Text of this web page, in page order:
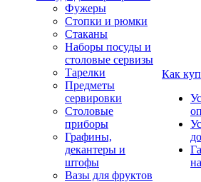
Фужеры
Стопки и рюмки
Стаканы
Наборы посуды и
столовые сервизы
Тарелки
Предметы
сервировки
Столовые
приборы
Графины,
декантеры и
штофы
Вазы для фруктов
Как